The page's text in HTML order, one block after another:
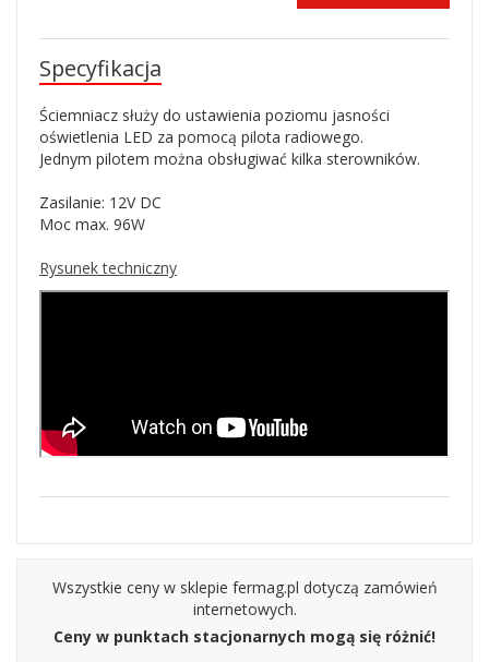
Specyfikacja
Ściemniacz służy do ustawienia poziomu jasności
oświetlenia LED za pomocą pilota radiowego.
Jednym pilotem można obsługiwać kilka sterowników.
Zasilanie: 12V DC
Moc max. 96W
Rysunek techniczny
Wszystkie ceny w sklepie fermag.pl dotyczą zamówień
internetowych.
Ceny w punktach stacjonarnych mogą się różnić!